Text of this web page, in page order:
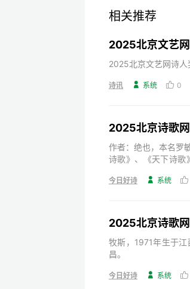
相关推荐
2025北京文艺网诗人
诗讯  系统  0
2025北京诗歌网
作者：绝也，本名罗
诗歌》、《天下诗歌
《天下诗歌》诗刊主编
今日好诗  系统 
2025北京诗歌网
牧斯，1971年生于
昌。
今日好诗  系统 